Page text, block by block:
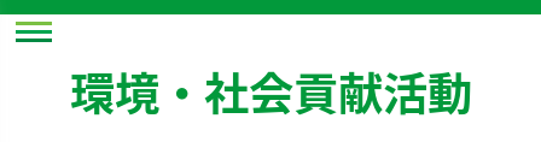
環境・社会貢献活動